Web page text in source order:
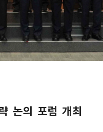
논의 포럼 개최